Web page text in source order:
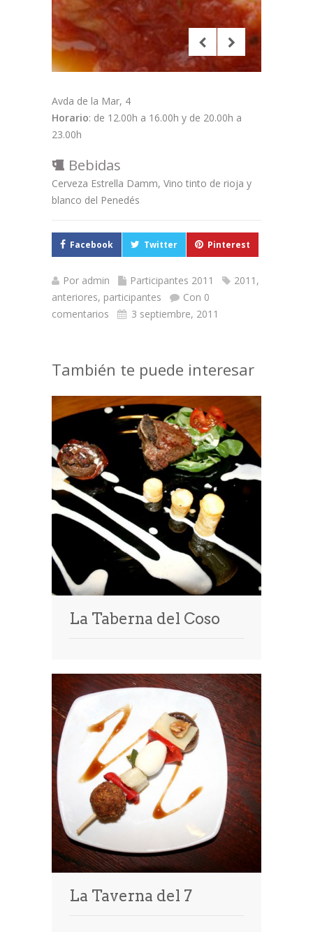
Avda de la Mar, 4
Horario: de 12.00h a 16.00h y de 20.00h a
23.00h
Bebidas
Cerveza Estrella Damm, Vino tinto de rioja y
blanco del Penedés
Facebook Twitter Pinterest
Por admin Participantes 2011 2011 ,
anteriores, participantes
Con 0
comentarios
3 septiembre, 2011
También te puede interesar
La Taberna del Coso
La Taverna del 7